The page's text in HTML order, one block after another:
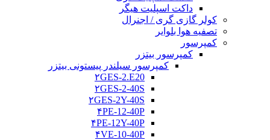
داکت اسپلیت هیگر
کولر گازی گری / اجنرال
تصفیه هوا بلوایر
کمپرسور
کمپرسور بیتزر
کمپرسور سیلندر پیستونی بیتزر
۲GES-2.E20
۲GES-2-40S
۲GES-2Y-40S
۴PE-12-40P
۴PE-12Y-40P
۴VE-10-40P